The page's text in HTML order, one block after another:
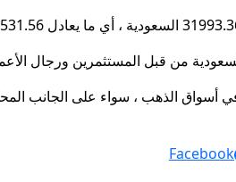
من قبل المستثمرين ورجال
أسواق الذهب ، سواء على الجانب
Facebook